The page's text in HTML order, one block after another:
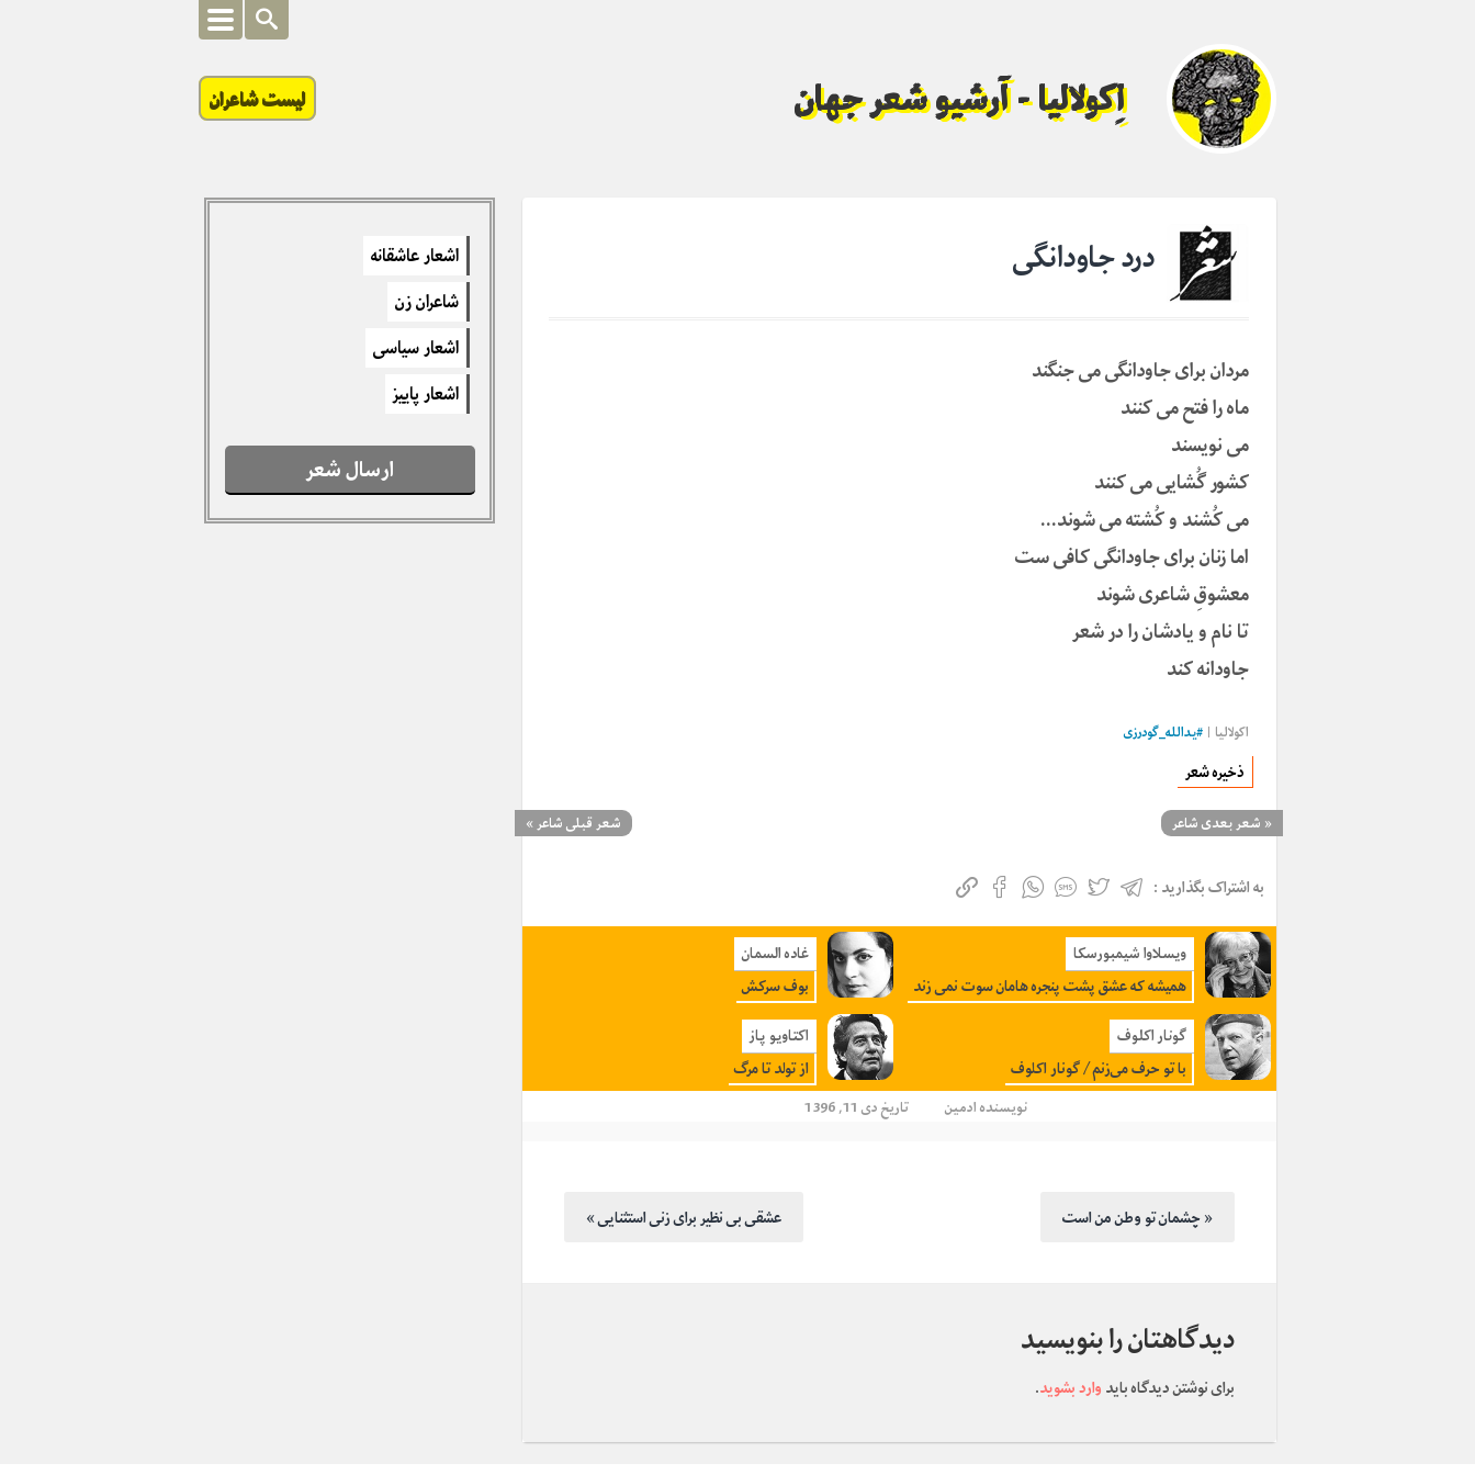
اِکولالیا - آرشیو شعر جهان لیست شاعران
درد جاودانگی
مردان برای جاودانگی می جنگند
ماه را فتح می کنند
می نویسند
کشور گُشایی می کنند
می کُشند و کُشته می شوند…
اما زنان برای جاودانگی کافی ست
معشوقِ شاعری شوند
تا نام و یادشان را در شعر
جاودانه کند
اکولالیا | #یدالله_گودرزی
ذخیره شعر
« شعر بعدی شاعر شعر قبلی شاعر»
به اشتراک بگذارید :
ویسلاوا شیمبورسکا
همیشه که عشق پشت پنجره هامان سوت نمی زند
غاده السمان
بوف سرکش
گونار اکلوف
با تو حرف می‌زنم / گونار اکلوف
اکتاویو پاز
از تولد تا مرگ
نویسندهادمین تاریخ دی 11, 1396
چشمان تو وطن من است » « عشقی بی نظیر برای زنی استثنایی
دیدگاهتان را بنویسید
برای نوشتن دیدگاه بایدوارد بشوید.
اشعار عاشقانه
شاعران زن
اشعار سیاسی
اشعار پاییز
ارسال شعر